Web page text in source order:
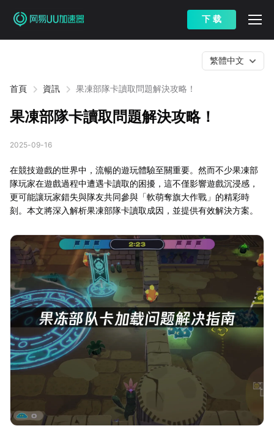
下 载
首頁 資訊 果凍部隊卡讀取問題解決攻略！
繁體中文
果凍部隊卡讀取問題解決攻略！
2025-09-16
在競技遊戲的世界中，流暢的遊玩體驗至關重要。然而不少果凍部
隊玩家在遊戲過程中遭遇卡讀取的困擾，這不僅影響遊戲沉浸感，
更可能讓玩家錯失與隊友共同參與「軟萌奪旗大作戰」的精彩時
刻。本文將深入解析果凍部隊卡讀取成因，並提供有效解決方案。